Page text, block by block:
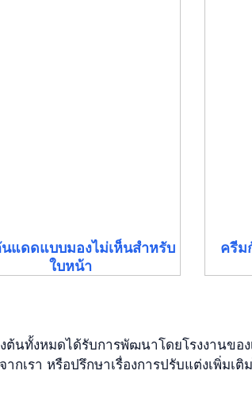
แดดแบบมองไม่เห็นสำหรับ
ใบหน้า
ครีม
นทั้งหมดได้รับการพัฒนาโดยโรงงานขอ
จากเรา หรือปรึกษาเรื่องการปรับแต่งเพิ่มเติ